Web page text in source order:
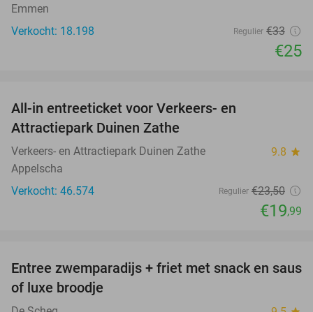
Emmen
Verkocht: 18.198
Regulier €33
€25
All-in entreeticket voor Verkeers- en
Attractiepark Duinen Zathe
Verkeers- en Attractiepark Duinen Zathe 9.8 star
Appelscha
Verkocht: 46.574
Regulier €23,50
€19,99
20%
Entree zwemparadijs + friet met snack en saus
of luxe broodje